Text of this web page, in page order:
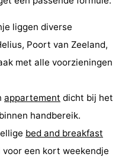
liggen diverse
Poort van Zeeland,
met alle voorzieningen
appartement dicht bij het
handbereik.
bed and breakfast
voor een kort weekendje